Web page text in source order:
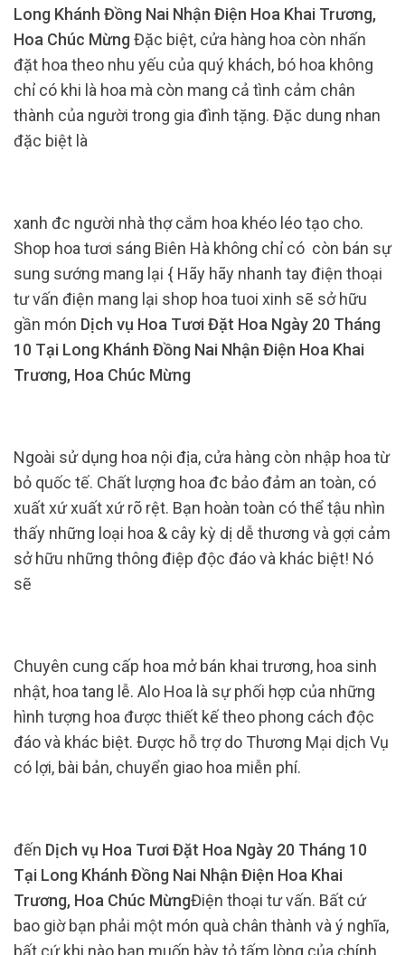
Long Khánh Đồng Nai Nhận Điện Hoa Khai Trương,
Hoa Chúc MừngĐặc biệt, cửa hàng hoa còn nhấn
đặt hoa theo nhu yếu của quý khách, bó hoa không
chỉ có khi là hoa mà còn mang cả tình cảm chân
thành của người trong gia đình tặng. Đặc dung nhan
đặc biệt là
xanh đc người nhà thợ cắm hoa khéo léo tạo cho.
Shop hoa tươi sáng Biên Hà không chỉ có còn bán sự
sung sướng mang lại { Hãy hãy nhanh tay điện thoại
tư vấn điện mang lại shop hoa tuoi xinh sẽ sở hữu
gần món Dịch vụ Hoa Tươi Đặt Hoa Ngày 20 Tháng
10 Tại Long Khánh Đồng Nai Nhận Điện Hoa Khai
Trương, Hoa Chúc Mừng
Ngoài sử dụng hoa nội địa, cửa hàng còn nhập hoa từ
bỏ quốc tế. Chất lượng hoa đc bảo đảm an toàn, có
xuất xứ xuất xứ rõ rệt. Bạn hoàn toàn có thể tậu nhìn
thấy những loại hoa & cây kỳ dị dễ thương và gợi cảm
sở hữu những thông điệp độc đáo và khác biệt! Nó
sẽ
Chuyên cung cấp hoa mở bán khai trương, hoa sinh
nhật, hoa tang lễ. Alo Hoa là sự phối hợp của những
hình tượng hoa được thiết kế theo phong cách độc
đáo và khác biệt. Được hỗ trợ do Thương Mại dịch Vụ
có lợi, bài bản, chuyển giao hoa miễn phí.
đến Dịch vụ Hoa Tươi Đặt Hoa Ngày 20 Tháng 10
Tại Long Khánh Đồng Nai Nhận Điện Hoa Khai
Trương, Hoa Chúc MừngĐiện thoại tư vấn. Bất cứ
bao giờ bạn phải một món quà chân thành và ý nghĩa,
bất cứ khi nào bạn muốn bày tỏ tấm lòng của chính